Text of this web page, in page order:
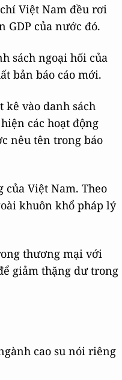
Việt Nam đều rơi
GDP của nước đó.
sách ngoại hối của
bản báo cáo mới.
kê vào danh sách
các hoạt động
nêu tên trong báo
của Việt Nam. Theo
khuôn khổ pháp lý
thương mại với
giảm thặng dư trong
cao su nói riêng